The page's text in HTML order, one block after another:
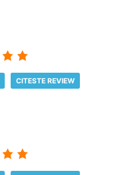
CITESTE REVIEW